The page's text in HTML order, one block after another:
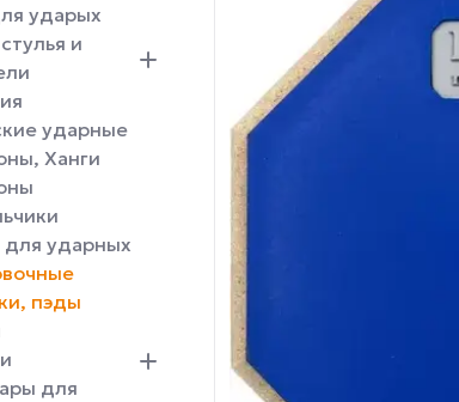
ударых
и
ударные
Ханги
для ударных
пэды
для